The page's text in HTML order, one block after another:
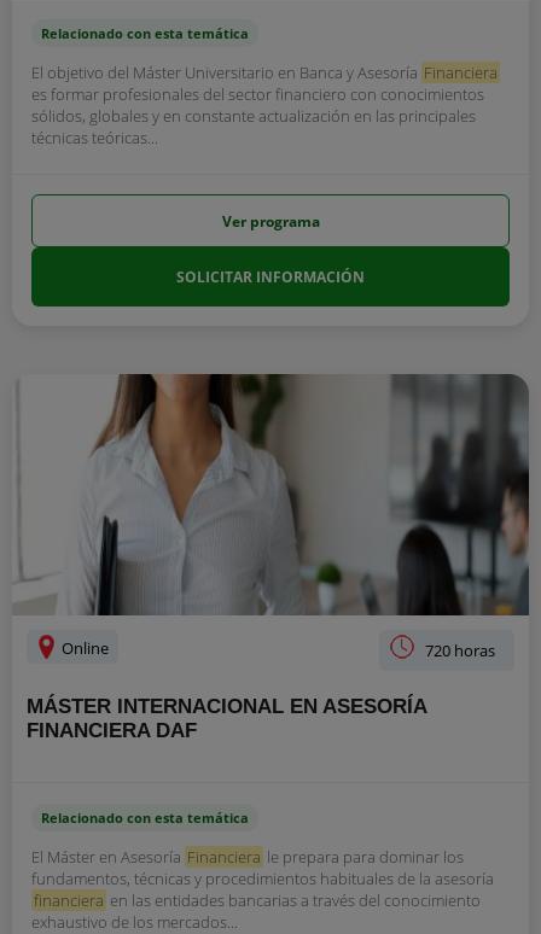
Relacionado con esta temática
El objetivo del Máster Universitario en Banca y Asesoría Financiera
es formar profesionales del sector financiero con conocimientos
sólidos, globales y en constante actualización en las principales
técnicas teóricas...
Ver programa
SOLICITAR INFORMACIÓN
Online 720 horas
MÁSTER INTERNACIONAL EN ASESORÍA
FINANCIERA DAF
Relacionado con esta temática
El Máster en Asesoría Financiera le prepara para dominar los
fundamentos, técnicas y procedimientos habituales de la asesoría
financiera en las entidades bancarias a través del conocimiento
exhaustivo de los mercados...